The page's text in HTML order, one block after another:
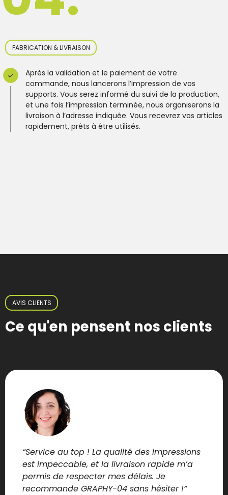
FABRICATION & LIVRAISON
Après la validation et le paiement de votre
commande, nous lancerons l’impression de vos
supports. Vous serez informé du suivi de la production,
et une fois l’impression terminée, nous organiserons la
livraison à l’adresse indiquée. Vous recevrez vos articles
rapidement, prêts à être utilisés.
AVIS CLIENTS
Ce qu'en pensent nos clients
“Service au top ! La qualité des impressions
est impeccable, et la livraison rapide m’a
permis de respecter mes délais. Je
recommande GRAPHY-04 sans hésiter !”